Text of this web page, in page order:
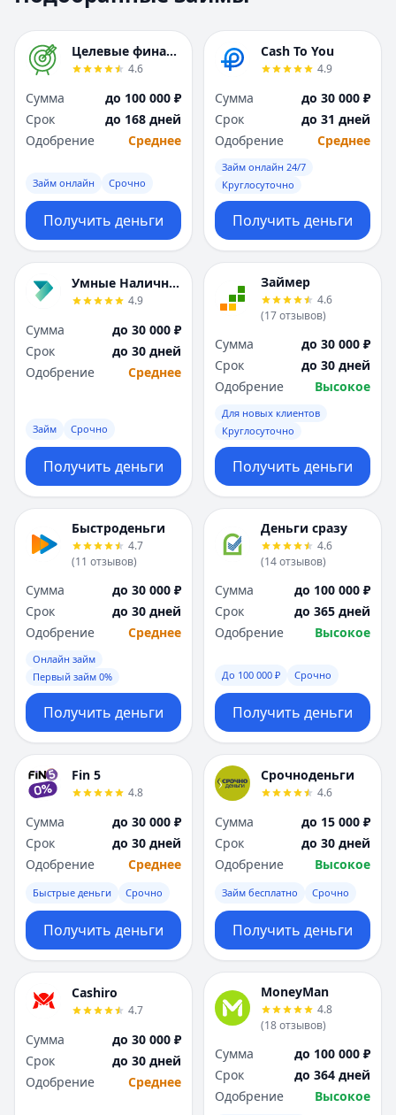
Н
Набережные Челны
Новокузнецк
Новосибирск
О
Омск
Оренбург
П
Пенза
Пермь
Ростов-на-Дону
Рязань
Самара
Санкт-Петербург
Севастополь
Сочи
Сургут
Т
Тверь
Тольятти
Томск
Тула
Тюмень
Ульяновск
Х
Хабаровск
Ч
Чебоксары
Челябинск
Чита
Я
Ярославль
Вся Россия
Н
Набережные
Новокузнецк
Новосибирск
О
Омск
Оренбург
П
Пенза
Пермь
Ростов-на-Дону
Рязань
Самара
Санкт-Петербург
Севастополь
Сочи
Сургут
Т
Тверь
Тольятти
Томск
Тула
Тюмень
Ульяновск
Х
Хабаровск
Ч
Чебоксары
Челябинск
Чита
Я
Ярославль
Вся Россия
Целевые финансы
4.6
Сумма
до 100 000 ₽
Срок
до 168 дней
Одобрение
Среднее
Займ онлайн Срочно
Получить деньги
Cash To You
4.9
Сумма
до 30 000 ₽
Срок
до 31 дней
Одобрение
Среднее
Займ онлайн 24/7
Круглосуточно
Получить деньги
Умные Наличные
4.9
Сумма
до 30 000 ₽
Срок
до 30 дней
Одобрение
Среднее
Займ Срочно
Получить деньги
Займер
4.6
(17отзывов)
Сумма
до 30 000 ₽
Срок
до 30 дней
Одобрение
Высокое
Для новых клиентов
Круглосуточно
Получить деньги
Быстроденьги
4.7
(11 отзывов)
Сумма
до 30 000 ₽
Срок
до 30 дней
Одобрение
Среднее
Онлайн займ
Первый займ 0%
Получить деньги
Деньги сразу
4.6
(14отзывов)
Сумма
до 100 000 ₽
Срок
до 365 дней
Одобрение
Высокое
До 100 000 ₽ Срочно
Получить деньги
Fin 5
4.8
Сумма
до 30 000 ₽
Срок
до 30 дней
Одобрение
Среднее
Быстрые деньги Срочно
Получить деньги
Срочноденьги
4.6
Сумма
до 15 000 ₽
Срок
до 30 дней
Одобрение
Высокое
Займ бесплатно Срочно
Получить деньги
Cashiro
4.7
Сумма
до 30 000 ₽
Срок
до 30 дней
Одобрение
Среднее
MoneyMan
4.8
(18отзывов)
Сумма
до 100 000 ₽
Срок
до 364 дней
Одобрение
Высокое